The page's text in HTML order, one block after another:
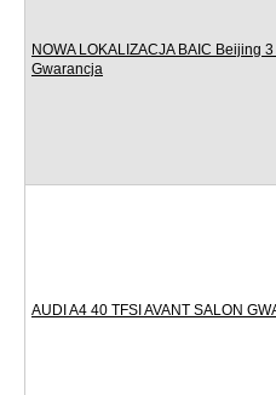
NOWA LOKALIZACJA BAIC Beijing
Gwarancja
AUDI A4 40 TFSI AVANT SALON